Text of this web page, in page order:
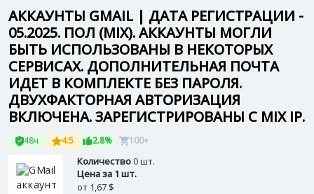
АККАУНТЫ GMAIL | ДАТА РЕГИСТРАЦИИ -
05.2025. ПОЛ (MIX). АККАУНТЫ МОГЛИ
БЫТЬ ИСПОЛЬЗОВАНЫ В НЕКОТОРЫХ
СЕРВИСАХ. ДОПОЛНИТЕЛЬНАЯ ПОЧТА
ИДЕТ В КОМПЛЕКТЕ БЕЗ ПАРОЛЯ.
ДВУХФАКТОРНАЯ АВТОРИЗАЦИЯ
ВКЛЮЧЕНА. ЗАРЕГИСТРИРОВАНЫ С MIX IP.
48ч 4.5 2.8% 100+
Количество0 шт.
Цена за 1 шт.
от 1,67 $